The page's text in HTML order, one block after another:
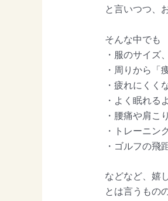
と言いつつ、
そんな中でも
・服のサイズ
・周りから「
・疲れにくく
・よく眠れる
・腰痛や肩こ
・トレーニン
・ゴルフの飛
などなど、嬉
とは言うもの